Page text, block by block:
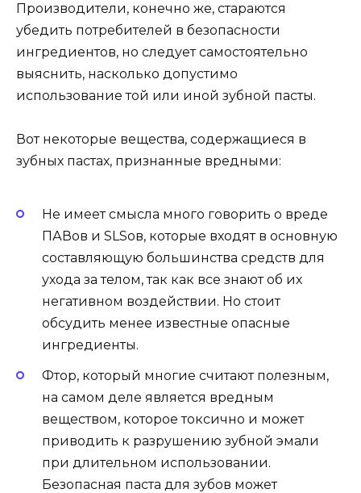
Производители, конечно же, стараются
убедить потребителей в безопасности
ингредиентов, но следует самостоятельно
выяснить, насколько допустимо
использование той или иной зубной пасты.
Вот некоторые вещества, содержащиеся в
зубных пастах, признанные вредными:
Не имеет смысла много говорить о вреде
ПАВов и SLSов, которые входят в основную
составляющую большинства средств для
ухода за телом, так как все знают об их
негативном воздействии. Но стоит
обсудить менее известные опасные
ингредиенты.
Фтор, который многие считают полезным,
на самом деле является вредным
веществом, которое токсично и может
приводить к разрушению зубной эмали
при длительном использовании.
Безопасная паста для зубов может